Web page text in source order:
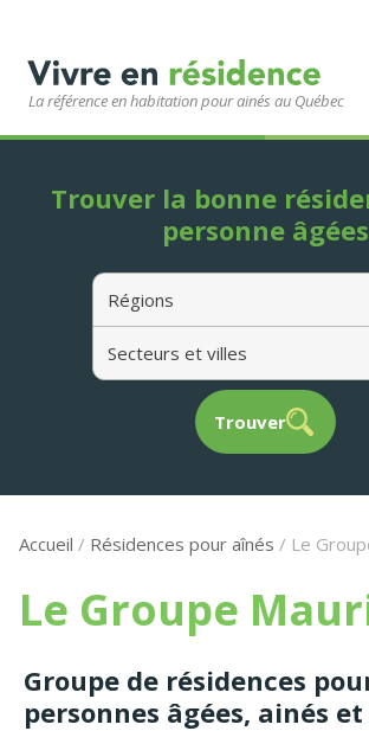
La référence en habitation pour ainés au Québec
Régions
Secteurs et villes
Trouver
Trouver la bonne
personne âgées
Accueil / Résidences pour aînés / Le
Le Groupe
Groupe de résidences
personnes âgées, ainés